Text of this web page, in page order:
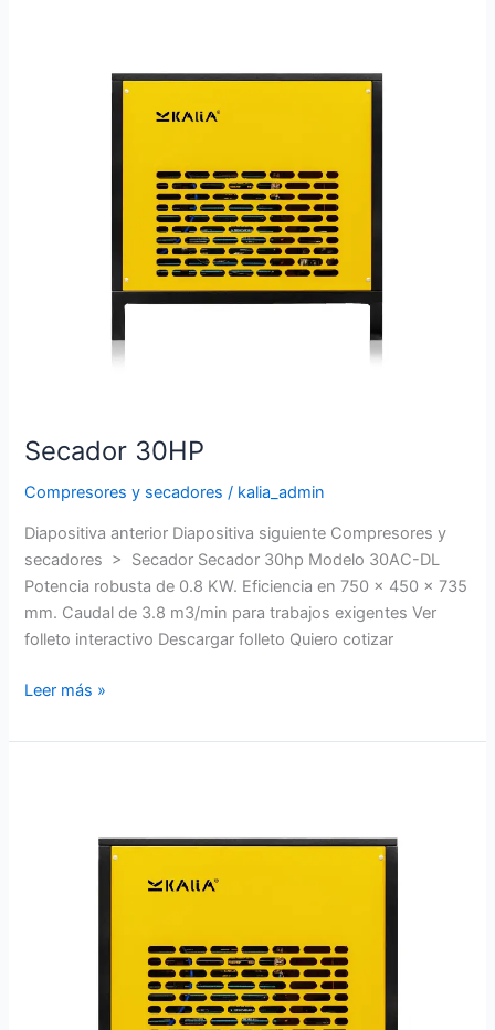
Secador 30HP
Compresores y secadores / kalia_admin
Diapositiva anterior Diapositiva siguiente Compresores y
secadores > Secador Secador 30hp Modelo 30AC-DL
Potencia robusta de 0.8 KW. Eficiencia en 750 x 450 x 735
mm. Caudal de 3.8 m3/min para trabajos exigentes Ver
folleto interactivo Descargar folleto Quiero cotizar
Leer más »